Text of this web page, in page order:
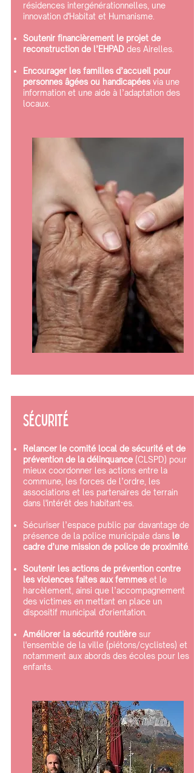
résidences intergénérationnelles, une
innovation d'Habitat et Humanisme.
Soutenir financièrement le projet de
reconstruction de l’EHPADdes Airelles.
Encourager les familles d’accueil pour
personnes âgées ou handicapéesvia une
information et une aide à l’adaptation des
locaux.
Sécurité
Relancer le comité local de sécurité et de
prévention de la délinquance(CLSPD) pour
mieux coordonner les actions entre la
commune, les forces de l’ordre, les
associations et les partenaires de terrain
dans l'intérêt des habitant·es.
Sécuriser l’espace public par davantage de
présence de la police municipale dansle
cadre d’une mission de police de proximité.
Soutenir les actions de prévention contre
les violences faites aux femmeset le
harcèlement, ainsi que l’accompagnement
des victimes en mettant en place un
dispositif municipal d'orientation.
Améliorer la sécurité routièresur
l'ensemble de la ville (piétons/cyclistes) et
notamment aux abords des écoles pour les
enfants.